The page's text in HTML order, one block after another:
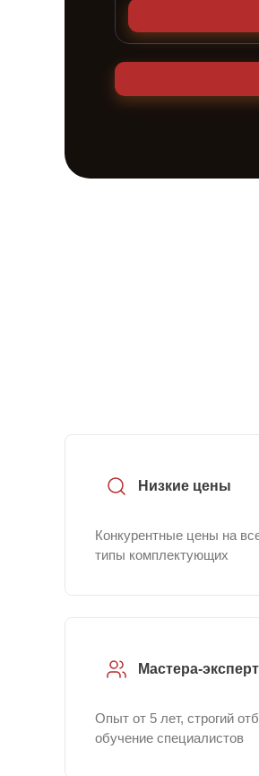
Низкие цены
Конкурентные цены на
типы комплектующих
Мастера-
Опыт от 5 лет, строгий
обучение специалистов